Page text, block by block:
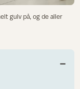
gulv på, og de aller